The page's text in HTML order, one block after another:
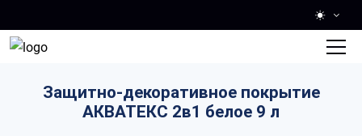
Защитно-декоративное покрытие
АКВАТЕКС 2в1 белое 9 л